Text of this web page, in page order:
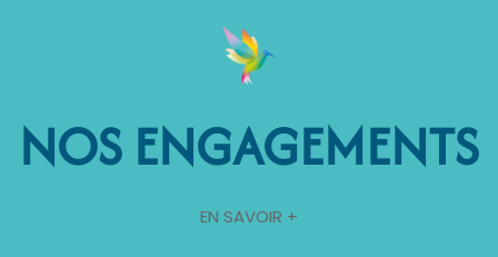
NOS ENGAGEMENTS
EN SAVOIR +